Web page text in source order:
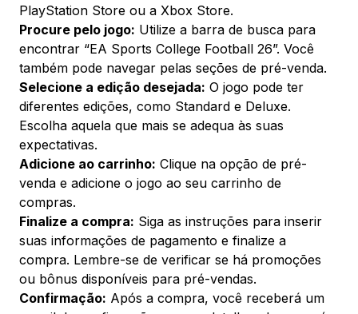
PlayStation Store ou a Xbox Store.
Procure pelo jogo: Utilize a barra de busca para
encontrar “EA Sports College Football 26”. Você
também pode navegar pelas seções de pré-venda.
Selecione a edição desejada: O jogo pode ter
diferentes edições, como Standard e Deluxe.
Escolha aquela que mais se adequa às suas
expectativas.
Adicione ao carrinho: Clique na opção de pré-
venda e adicione o jogo ao seu carrinho de
compras.
Finalize a compra: Siga as instruções para inserir
suas informações de pagamento e finalize a
compra. Lembre-se de verificar se há promoções
ou bônus disponíveis para pré-vendas.
Confirmação: Após a compra, você receberá um